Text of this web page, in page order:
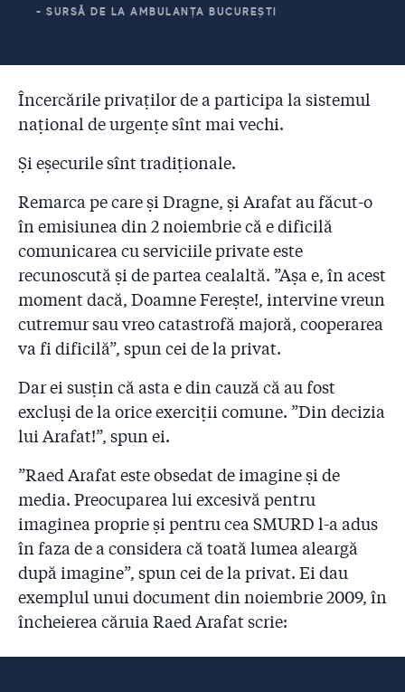
- SURSĂ DE LA AMBULANȚA BUCUREȘTI
Încercările privaților de a participa la sistemul
național de urgențe sînt mai vechi.
Și eșecurile sînt tradiționale.
Remarca pe care și Dragne, și Arafat au făcut-o
în emisiunea din 2 noiembrie că e dificilă
comunicarea cu serviciile private este
recunoscută și de partea cealaltă. ”Așa e, în acest
moment dacă, Doamne Ferește!, intervine vreun
cutremur sau vreo catastrofă majoră, cooperarea
va fi dificilă”, spun cei de la privat.
Dar ei susțin că asta e din cauză că au fost
excluși de la orice exerciții comune. ”Din decizia
lui Arafat!”, spun ei.
”Raed Arafat este obsedat de imagine și de
media. Preocuparea lui excesivă pentru
imaginea proprie și pentru cea SMURD l-a adus
în faza de a considera că toată lumea aleargă
după imagine”, spun cei de la privat. Ei dau
exemplul unui document din noiembrie 2009, în
încheierea căruia Raed Arafat scrie: